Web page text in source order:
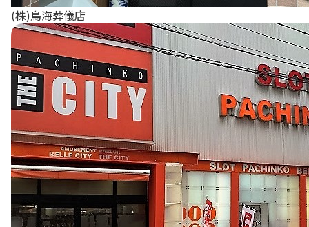
(株)鳥海葬儀店